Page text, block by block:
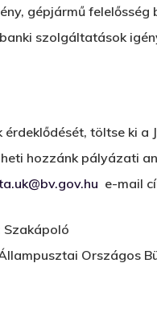
gépjármű
szolgáltatások
töltse ki a
hozzánk pályázati
e-mail
Szakápoló
Országos